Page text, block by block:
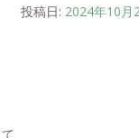
投稿日: 2024年10月